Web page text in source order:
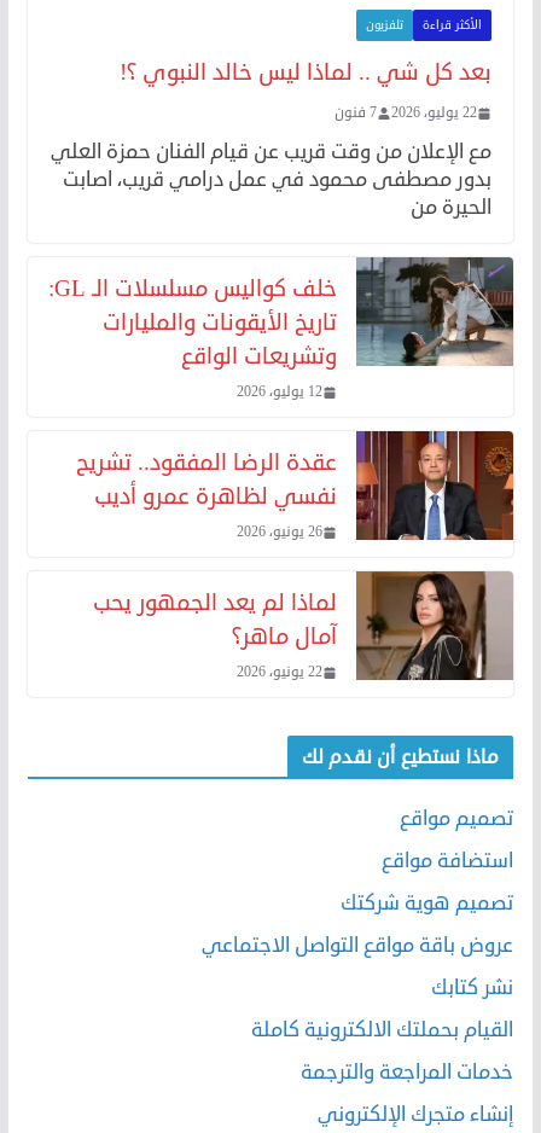
الأكثر قراءة تلفزيون
بعد كل شي .. لماذا ليس خالد النبوي ؟!
22 يوليو، 2026 7 فنون
مع الإعلان من وقت قريب عن قيام الفنان حمزة العلي
بدور مصطفى محمود في عمل درامي قريب، اصابت
الحيرة من
خلف كواليس مسلسلات الـ GL:
تاريخ الأيقونات والمليارات
وتشريعات الواقع
12 يوليو، 2026
عقدة الرضا المفقود.. تشريح
نفسي لظاهرة عمرو أديب
26 يونيو، 2026
لماذا لم يعد الجمهور يحب
آمال ماهر؟
22 يونيو، 2026
ماذا نستطيع أن نقدم لك
تصميم مواقع
استضافة مواقع
تصميم هوية شركتك
عروض باقة مواقع التواصل الاجتماعي
نشر كتابك
القيام بحملتك الالكترونية كاملة
خدمات المراجعة والترجمة
إنشاء متجرك الإلكتروني